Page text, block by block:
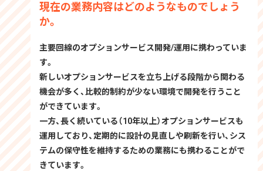
現在の業務内容はどのようなものでしょう
か。
主要回線のオプションサービス開発/運用に携わっていま
す。
新しいオプションサービスを立ち上げる段階から関わる
機会が多く、比較的制約が少ない環境で開発を行うこと
ができています。
一方、長く続いている（10年以上）オプションサービスも
運用しており、定期的に設計の見直しや刷新を行い、シス
テムの保守性を維持するための業務にも携わることがで
きています。